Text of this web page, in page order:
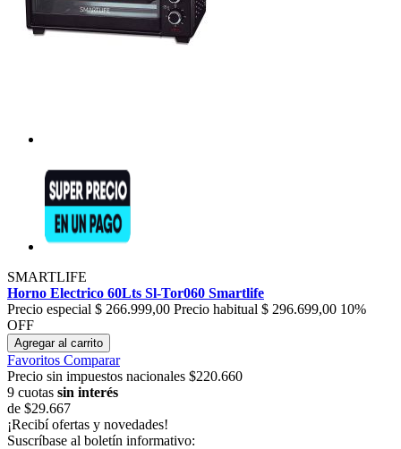
SMARTLIFE
Horno Electrico 60Lts Sl-Tor060 Smartlife
Precio especial $ 266.999,00 Precio habitual $ 296.699,00 10%
OFF
Agregar al carrito
Favoritos Comparar
Precio sin impuestos nacionales $220.660
9 cuotas sin interés
de $29.667
¡Recibí ofertas y novedades!
Suscríbase al boletín informativo: